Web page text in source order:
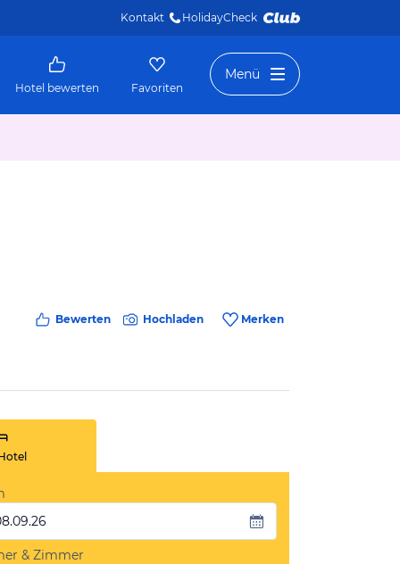
Kontakt HolidayCheck
Hotel bewerten Favoriten
Menü
Bewerten Hochladen Merken
& Zimmer